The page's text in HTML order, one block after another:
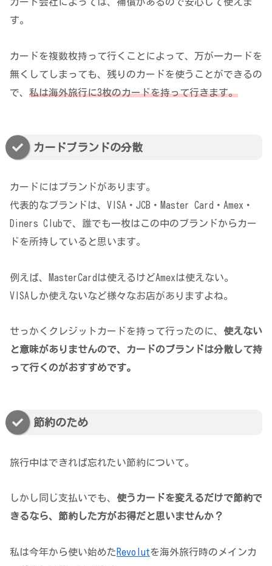
す。
カードを複数枚持って行くことによって、万が一カードを
無くしてしまっても、残りのカードを使うことができるの
で、 私は海外旅行に3枚のカードを持って行きます。
カードブランドの分散
カードにはブランドがあります。
代表的なブランドは、VISA・JCB・Master Card・Amex・
Diners Clubで、誰でも一枚はこの中のブランドからカー
ドを所持していると思います。
例えば、MasterCardは使えるけどAmexは使えない。
VISAしか使えないなど様々なお店がありますよね。
せっかくクレジットカードを持って行ったのに、 使えない
と意味がありませんので、カードのブランドは分散して持
って行くのがおすすめです。
節約のため
旅行中はできれば忘れたい節約について。
しかし同じ支払いでも、 使うカードを変えるだけで節約で
きるなら、節約した方がお得だと思いませんか？
私は今年から使い始めた Revolutを海外旅行時のメインカ